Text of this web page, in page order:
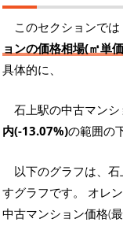
このセクションでは
ョンの価格相場(㎡単
具体的に、
石上駅の中古マンシ
内(-13.07%)の範囲の
以下のグラフは、
すグラフです。 オレ
中古マンション価格(